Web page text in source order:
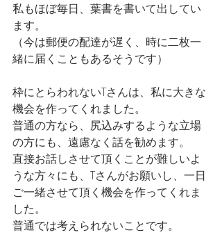
私もほぼ毎日、葉書を書いて出してい
ます。
（今は郵便の配達が遅く、時に二枚一
緒に届くこともあるそうです）
枠にとらわれないTさんは、私に大きな
機会を作ってくれました。
普通の方なら、尻込みするような立場
の方にも、遠慮なく話を勧めます。
直接お話しさせて頂くことが難しいよ
うな方々にも、Tさんがお願いし、一日
ご一緒させて頂く機会を作ってくれま
した。
普通では考えられないことです。